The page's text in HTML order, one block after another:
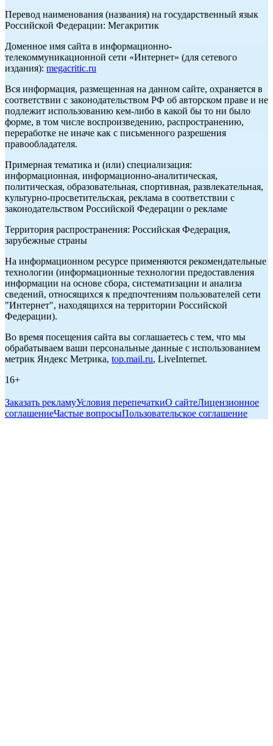
Перевод наименования (названия) на государственный язык
Российской Федерации: Мегакритик
Доменное имя сайта в информационно-
телекоммуникационной сети «Интернет» (для сетевого
издания): megacritic.ru
Вся информация, размещенная на данном сайте, охраняется в
соответствии с законодательством РФ об авторском праве и не
подлежит использованию кем-либо в какой бы то ни было
форме, в том числе воспроизведению, распространению,
переработке не иначе как с письменного разрешения
правообладателя.
Примерная тематика и (или) специализация:
информационная, информационно-аналитическая,
политическая, образовательная, спортивная, развлекательная,
культурно-просветительская, реклама в соответствии с
законодательством Российской Федерации о рекламе
Территория распространения: Российская Федерация,
зарубежные страны
На информационном ресурсе применяются рекомендательные
технологии (информационные технологии предоставления
информации на основе сбора, систематизации и анализа
сведений, относящихся к предпочтениям пользователей сети
"Интернет", находящихся на территории Российской
Федерации).
Во время посещения сайта вы соглашаетесь с тем, что мы
обрабатываем ваши персональные данные с использованием
метрик Яндекс Метрика, top.mail.ru, LiveInternet.
16+
Заказать рекламуУсловия перепечаткиО сайтеЛицензионное
соглашениеЧастые вопросыПользовательское соглашение